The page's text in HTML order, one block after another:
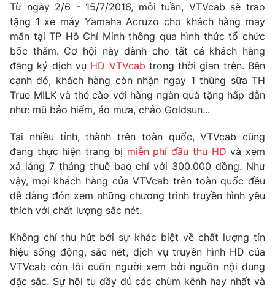
VTV Sức khoẻ Bất động sản
Thị trường 24h Tấm lòng Việt
VTV4 Vươn mình bằng AI
VTV8
Liên hệ tòa soạn English
Theo dõi báo trên
Từ ngày 2/6 - 15/7/2016, mỗi tuần, VTVcab sẽ trao
tặng 1 xe máy Yamaha Acruzo cho khách hàng may
mắn tại TP Hồ Chí Minh thông qua hình thức tổ chức
bốc thăm. Cơ hội này dành cho tất cả khách hàng
đăng ký dịch vụ HD VTVcab trong thời gian trên. Bên
cạnh đó, khách hàng còn nhận ngay 1 thùng sữa TH
True MILK và thẻ cào với hàng ngàn quà tặng hấp dẫn
như: mũ bảo hiểm, áo mưa, chảo Goldsun...
Tại nhiều tỉnh, thành trên toàn quốc, VTVcab cũng
đang thực hiện trang bị miễn phí đầu thu HD và xem
xả láng 7 tháng thuê bao chỉ với 300.000 đồng. Như
vậy, mọi khách hàng của VTVcab trên toàn quốc đều
dễ dàng đón xem những chương trình truyền hình yêu
thích với chất lượng sắc nét.
Không chỉ thu hút bởi sự khác biệt về chất lượng tín
hiệu sống động, sắc nét, dịch vụ truyền hình HD của
VTVcab còn lôi cuốn người xem bởi nguồn nội dung
đặc sắc. Sự hội tụ đầy đủ các chùm kênh hay nhất và